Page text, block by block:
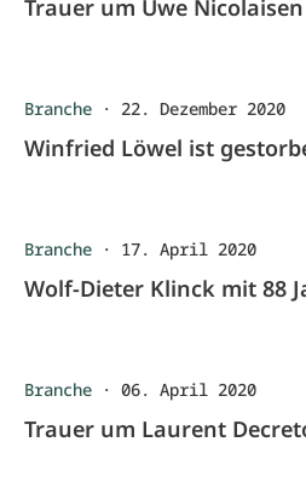
Trauer um Uwe Nicolaisen
Branche · 22. Dezember 2020
Winfried Löwel ist
Branche · 17. April 2020
Wolf-Dieter Klinck mit 88
Branche · 06. April 2020
Trauer um Laurent